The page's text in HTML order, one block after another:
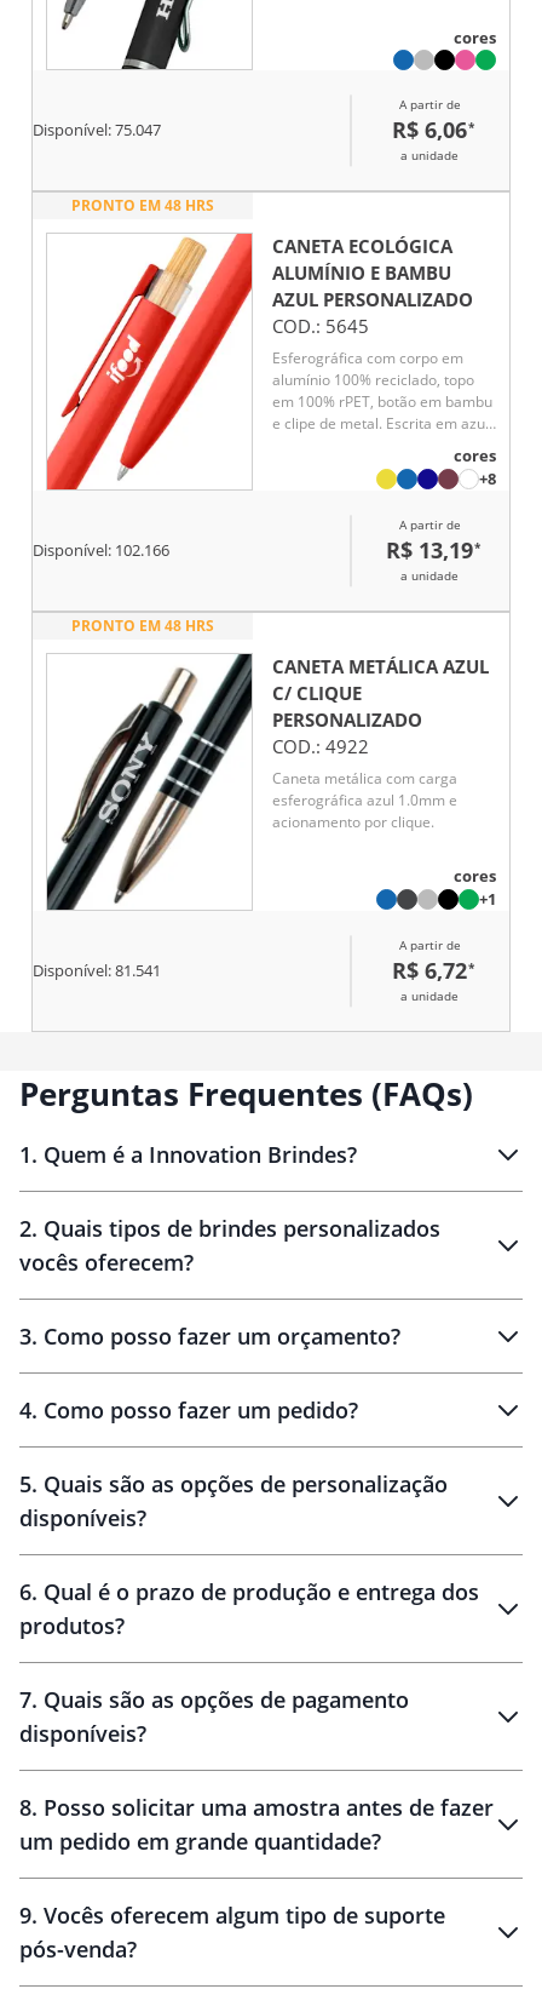
cores
Disponível:75.047
A partir de
R$ 6,06*
a unidade
PRONTO EM 48 HRS
CANETA ECOLÓGICA
ALUMÍNIO E BAMBU
AZUL PERSONALIZADO
COD.: 5645
Esferográfica com corpo em
alumínio 100% reciclado, topo
em 100% rPET, botão em bambu
e clipe de metal. Escrita em azul.
nos materiais naturais pode
variar entre produtos. ø10 x 140
cores
+8
Disponível: 102.166
A partir de
R$ 13,19*
a unidade
PRONTO EM 48 HRS
CANETA METÁLICA AZUL
C/ CLIQUE
PERSONALIZADO
COD.: 4922
Caneta metálica com carga
esferográfica azul 1.0mm e
acionamento por clique.
cores
+1
Disponível:81.541
A partir de
R$ 6,72*
a unidade
Perguntas Frequentes (FAQs)
1. Quem é a Innovation Brindes?
Brindes personalizados
2. Quais tipos de brindes personalizados
vocês oferecem?
personalizados
3. Como posso fazer um orçamento?
brinde
personalização
4. Como posso fazer um pedido?
amostra virtual
5. Quais são as opções de personalização
disponíveis?
6. Qual é o prazo de produção e entrega dos
produtos?
10 dias
brinde
48 horas
7. Quais são as opções de pagamento
disponíveis?
8. Posso solicitar uma amostra antes de fazer
um pedido em grande quantidade?
9. Vocês oferecem algum tipo de suporte
pós-venda?